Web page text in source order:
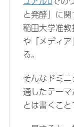
と発酵」に
稲田大学准教
や「メディ
る。
そんなドミ
通したテー
とは書くこと